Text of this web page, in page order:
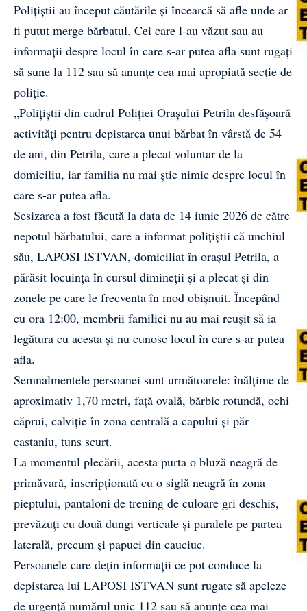
Polițiștii au început căutările și încearcă să afle unde ar
fi putut merge bărbatul. Cei care l-au văzut sau au
informații despre locul în care s-ar putea afla sunt rugați
să sune la 112 sau să anunțe cea mai apropiată secție de
poliție.
„Polițiștii din cadrul Poliției Orașului Petrila desfășoară
activități pentru depistarea unui bărbat în vârstă de 54
de ani, din Petrila, care a plecat voluntar de la
domiciliu, iar familia nu mai știe nimic despre locul în
care s-ar putea afla.
Sesizarea a fost făcută la data de 14 iunie 2026 de către
nepotul bărbatului, care a informat polițiștii că unchiul
său, LAPOSI ISTVAN, domiciliat în orașul Petrila, a
părăsit locuința în cursul dimineții și a plecat și din
zonele pe care le frecventa în mod obișnuit. Începând
cu ora 12:00, membrii familiei nu au mai reușit să ia
legătura cu acesta și nu cunosc locul în care s-ar putea
afla.
Semnalmentele persoanei sunt următoarele: înălțime de
aproximativ 1,70 metri, față ovală, bărbie rotundă, ochi
căprui, calviție în zona centrală a capului și păr
castaniu, tuns scurt.
La momentul plecării, acesta purta o bluză neagră de
primăvară, inscripționată cu o siglă neagră în zona
pieptului, pantaloni de trening de culoare gri deschis,
prevăzuți cu două dungi verticale și paralele pe partea
laterală, precum și papuci din cauciuc.
Persoanele care dețin informații ce pot conduce la
depistarea lui LAPOSI ISTVAN sunt rugate să apeleze
de urgență numărul unic 112 sau să anunțe cea mai